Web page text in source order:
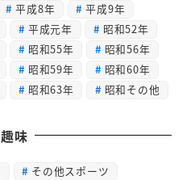
平成8年
平成9年
平成元年
昭和52年
昭和55年
昭和56年
昭和59年
昭和60年
昭和63年 昭和その他
趣味
その他スポーツ